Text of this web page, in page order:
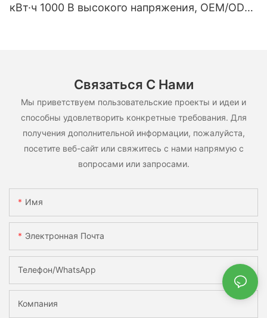
кВт·ч 1000 В высокого напряжения, OEM/ODM,
Связаться С Нами
Мы приветствуем пользовательские проекты и идеи и
способны удовлетворить конкретные требования. Для
получения дополнительной информации, пожалуйста,
посетите веб-сайт или свяжитесь с нами напрямую с
вопросами или запросами.
Имя
Электронная Почта
Телефон/WhatsApp
Компания